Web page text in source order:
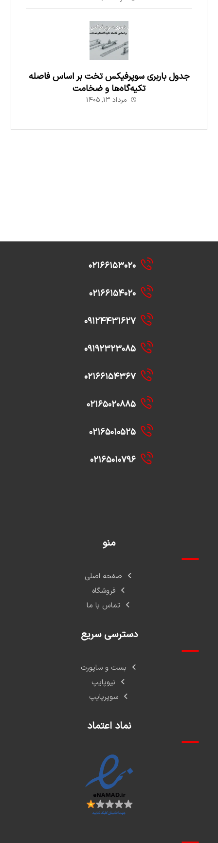
جدول باربری سوپرفیکس تخت بر اساس فاصله
تکیه‌گاه‌ها و ضخامت
مرداد ۱۳, ۱۴۰۵
۰۲۱۶۶۱۵۳۰۲۰
۰۲۱۶۶۱۵۴۰۲۰
۰۹۱۲۴۴۳۱۶۲۷
۰۹۱۹۲۳۲۳۰۸۵
۰۲۱۶۶۱۵۴۳۶۷
۰۲۱۶۵۰۲۰۸۸۵
۰۲۱۶۵۰۱۰۵۲۵
۰۲۱۶۵۰۱۰۷۹۶
منو
صفحه اصلی
فروشگاه
تماس با ما
دسترسی سریع
بست و ساپورت
نیوپایپ
سوپرپایپ
نماد اعتماد